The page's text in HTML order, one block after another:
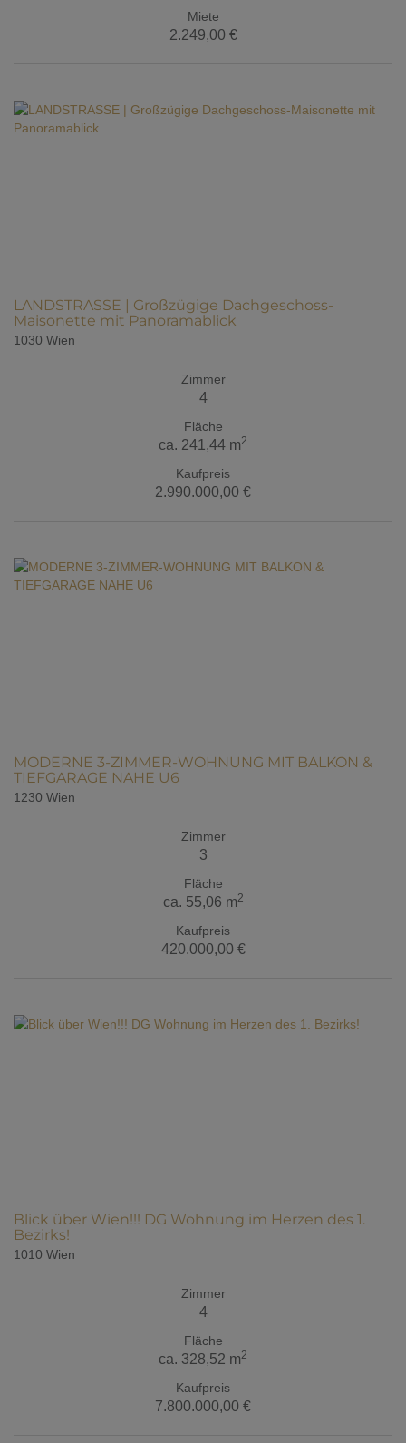
Miete
2.249,00 €
LANDSTRASSE | Großzügige Dachgeschoss-
Maisonette mit Panoramablick
1030 Wien
Zimmer
4
Fläche
ca. 241,44 m2
Kaufpreis
2.990.000,00 €
MODERNE 3-ZIMMER-WOHNUNG MIT BALKON &
TIEFGARAGE NAHE U6
1230 Wien
Zimmer
3
Fläche
ca. 55,06 m2
Kaufpreis
420.000,00 €
Blick über Wien!!! DG Wohnung im Herzen des 1.
Bezirks!
1010 Wien
Zimmer
4
Fläche
ca. 328,52 m2
Kaufpreis
7.800.000,00 €